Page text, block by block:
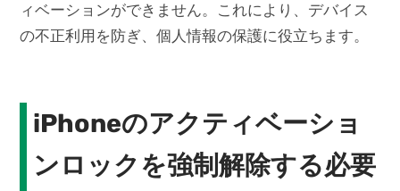
ィベーションができません。これにより、デバイス
の不正利用を防ぎ、個人情報の保護に役立ちます。
iPhoneのアクティベーショ
ンロックを強制解除する必要